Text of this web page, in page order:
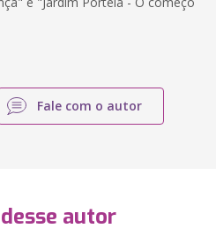
Fale com o autor
autor